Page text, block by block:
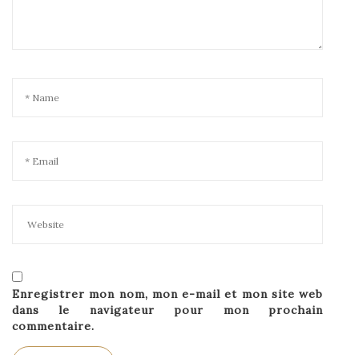
Enregistrer mon nom, mon e-mail et mon site web
dans le navigateur pour mon prochain
commentaire.